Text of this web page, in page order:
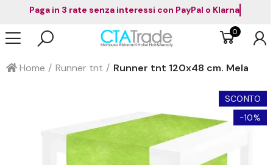
Paga in 3 rate senza interessi con PayPal
0
Home Runner tnt Runner tnt 120x48 cm. Mela
SCONTO
-10%